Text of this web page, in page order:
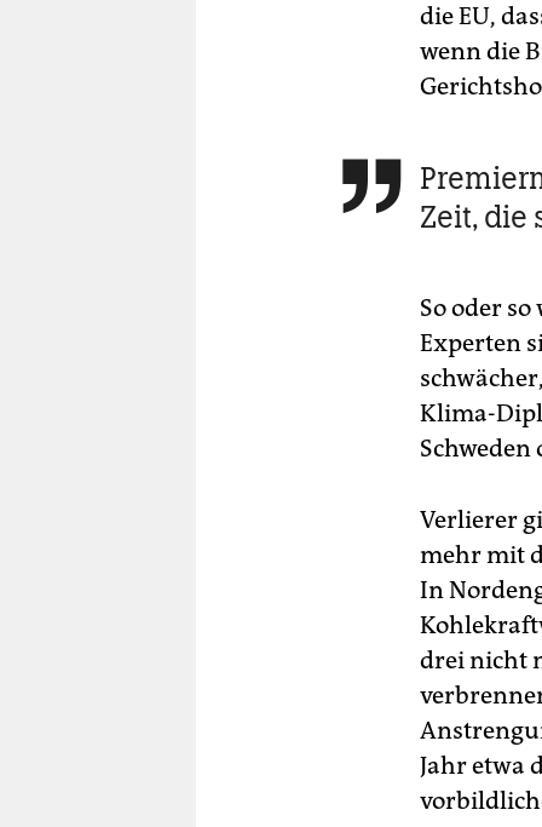
die EU,
wenn die

Zeit, die
So oder
Experten
Klima-
Verlierer
mehr mit
In
drei nicht
Jahr etwa